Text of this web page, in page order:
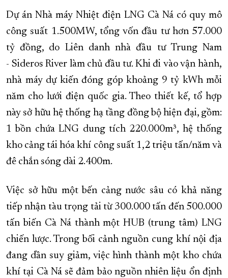
Dự án Nhà máy Nhiệt điện LNG Cà Ná có quy mô
công suất 1.500MW, tổng vốn đầu tư hơn 57.000
tỷ đồng, do Liên danh nhà đầu tư Trung Nam
- Sideros River làm chủ đầu tư. Khi đi vào vận hành,
nhà máy dự kiến đóng góp khoảng 9 tỷ kWh mỗi
năm cho lưới điện quốc gia. Theo thiết kế, tổ hợp
này sở hữu hệ thống hạ tầng đồng bộ hiện đại, gồm:
1 bồn chứa LNG dung tích 220.000m³, hệ thống
kho cảng tái hóa khí công suất 1,2 triệu tấn/năm và
đê chắn sóng dài 2.400m.
Việc sở hữu một bến cảng nước sâu có khả năng
tiếp nhận tàu trọng tải từ 300.000 tấn đến 500.000
tấn biến Cà Ná thành một HUB (trung tâm) LNG
chiến lược. Trong bối cảnh nguồn cung khí nội địa
đang dần suy giảm, việc hình thành một kho chứa
khí tại Cà Ná sẽ đảm bảo nguồn nhiên liệu ổn định